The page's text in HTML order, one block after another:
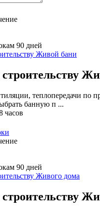
90 дней
Живой бани
теплопередачи по
банную п ...
часов
90 дней
Живого дома